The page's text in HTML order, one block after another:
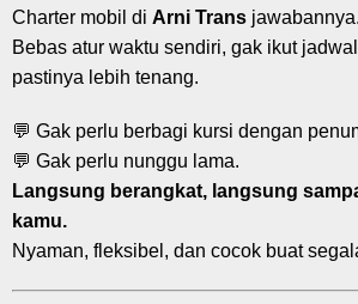
Charter mobil di Arni Trans jawabannya.
Bebas atur waktu sendiri, gak ikut
pastinya lebih tenang.
💬 Gak perlu berbagi kursi dengan
💬 Gak perlu nunggu lama.
Langsung berangkat, langsung
kamu.
Nyaman, fleksibel, dan cocok buat